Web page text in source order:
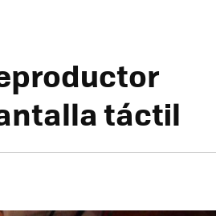
táctil